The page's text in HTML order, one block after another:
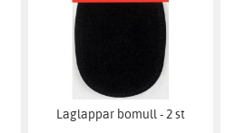
Laglappar bomull - 2 st